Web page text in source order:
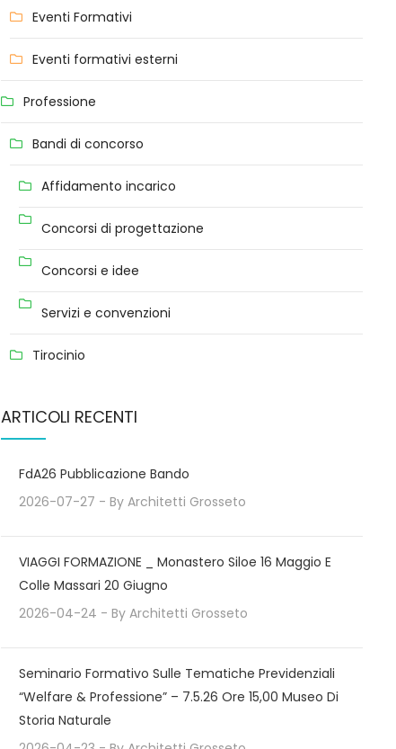
Eventi Formativi
Eventi formativi esterni
Professione
Bandi di concorso
Affidamento incarico
Concorsi di progettazione
Concorsi e idee
Servizi e convenzioni
Tirocinio
ARTICOLI RECENTI
FdA26 Pubblicazione Bando
2026-07-27 - By Architetti Grosseto
VIAGGI FORMAZIONE _ Monastero Siloe 16 Maggio E
Colle Massari 20 Giugno
2026-04-24 - By Architetti Grosseto
Seminario Formativo Sulle Tematiche Previdenziali
“Welfare & Professione” – 7.5.26 Ore 15,00 Museo Di
Storia Naturale